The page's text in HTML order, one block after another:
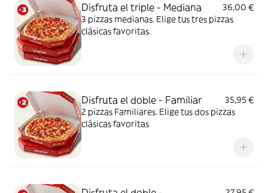
Disfruta el triple - Mediana
36,00 €
3 pizzas medianas. Elige tus tres pizzas
clásicas favoritas.
Disfruta el doble - Familiar
35,95 €
2 pizzas Familiares. Elige tus dos pizzas
clásicas favoritas